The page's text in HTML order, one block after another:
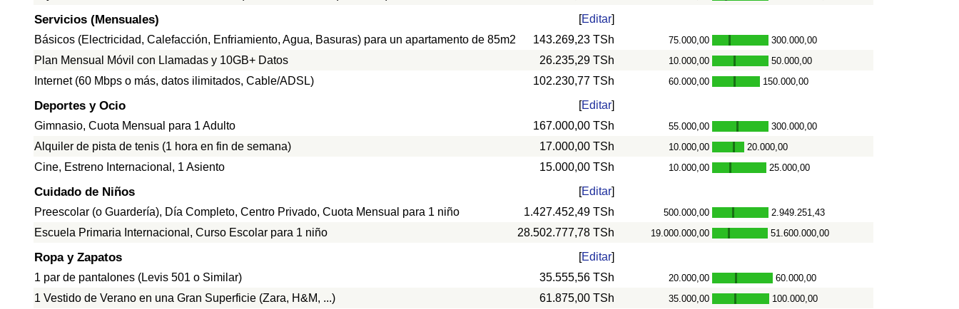
Servicios (Mensuales) [Editar]
Básicos (Electricidad, Calefacción, Enfriamiento, Agua, Basuras) para un apartamento de 85m2
143.269,23 TSh 75.000,00 - 300.000,00
Plan Mensual Móvil con Llamadas y 10GB+ Datos 26.235,29 TSh 10.000,00 - 50.000,00
Internet (60 Mbps o más, datos ilimitados, Cable/ADSL) 102.230,77 TSh 60.000,00 - 150.000,00
Deportes y Ocio [Editar]
Gimnasio, Cuota Mensual para 1 Adulto
167.000,00 TSh 55.000,00 - 300.000,00
Alquiler de pista de tenis (1 hora en fin de semana) 17.000,00 TSh 10.000,00 - 20.000,00
Cine, Estreno Internacional, 1 Asiento 15.000,00 TSh 10.000,00 - 25.000,00
Cuidado de Niños [Editar]
Preescolar (o Guardería), Día Completo, Centro Privado, Cuota Mensual para 1 niño
1.427.452,49 TSh 500.000,00 - 2.949.251,43
Escuela Primaria Internacional, Curso Escolar para 1 niño 28.502.777,78 TSh 19.000.000,00 - 51.600.000,00
Ropa y Zapatos [Editar]
1 par de pantalones (Levis 501 o Similar)
35.555,56 TSh 20.000,00 - 60.000,00
1 Vestido de Verano en una Gran Superficie (Zara, H&M, ...) 61.875,00 TSh 35.000,00 - 100.000,00